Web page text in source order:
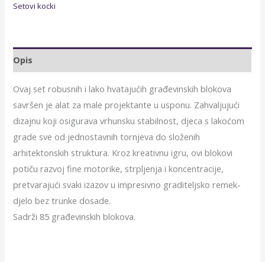
Setovi kocki
Opis
Ovaj set robusnih i lako hvatajućih građevinskih blokova
savršen je alat za male projektante u usponu. Zahvaljujući
dizajnu koji osigurava vrhunsku stabilnost, djeca s lakoćom
grade sve od jednostavnih tornjeva do složenih
arhitektonskih struktura. Kroz kreativnu igru, ovi blokovi
potiču razvoj fine motorike, strpljenja i koncentracije,
pretvarajući svaki izazov u impresivno graditeljsko remek-
djelo bez trunke dosade.
Sadrži 85 građevinskih blokova.